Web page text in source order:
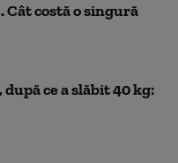
costă o singură
ce a slăbit 40 kg: